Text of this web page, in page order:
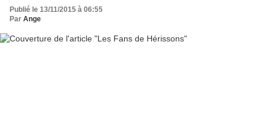
Publié le 13/11/2015 à 06:55
Par Ange